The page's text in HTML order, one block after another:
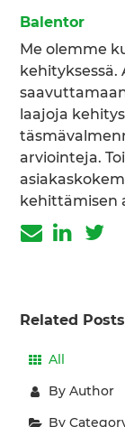
Balentor
Me olemme
laajoja
arviointeja.
kehittämisen
Related Posts
All
By Author
By